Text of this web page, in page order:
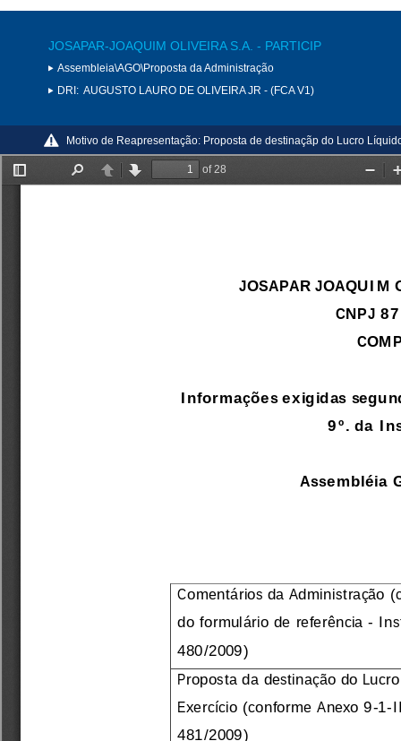
JOSAPAR-JOAQUIM OLIVEIRA S.A. - PARTICIP
Assembleia\AGO\Proposta da Administração
DRI: AUGUSTO LAURO DE OLIVEIRA JR - (FCA V1)
Motivo de Reapresentação: Proposta de destinaçãp do Lucro